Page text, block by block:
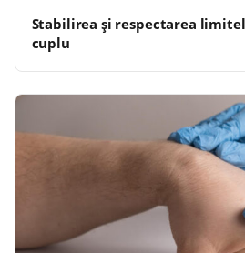
Stabilirea și respectarea
cuplu